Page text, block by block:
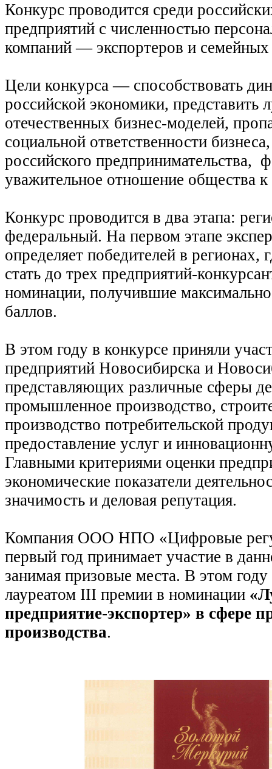
Конкурс проводится среди
предприятий с численностью
компаний — экспортеров и семейных
Цели конкурса — способствовать
российской экономики, представить
отечественных бизнес-моделей,
социальной ответственности
российского предпринимательства,
уважительное отношение общества к
Конкурс проводится в два этапа:
федеральный. На первом этапе
определяет победителей в регионах,
стать до трех предприятий-
номинации, получившие
баллов.
В этом году в конкурсе приняли
предприятий Новосибирска и
представляющих различные сферы
промышленное производство,
производство потребительской
предоставление услуг и
Главными критериями оценки
экономические показатели
значимость и деловая репутация.
Компания ООО НПО «Цифровые
первый год принимает участие в
занимая призовые места. В этом году
лауреатом III премии в номинации
предприятие-экспортер» в сфере
производства.